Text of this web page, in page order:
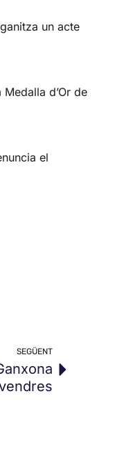
un acte
Medalla d’Or de
el
SEGÜENT